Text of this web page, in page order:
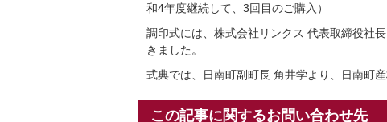
和4年度継続して、3回目のご購入）
調印式には、株式会社リンクス 代表取締役社
きました。
式典では、日南町副町長 角井学より、日南町
この記事に関するお問い合わせ先